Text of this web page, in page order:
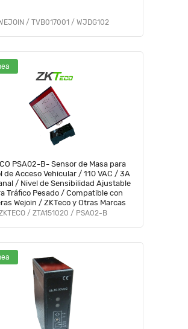
/ TVB017001 / WJDG102
PSA02-B- Sensor de Masa para
Vehicular / 110 VAC / 3A
/ Nivel de Sensibilidad Ajustable
Tráfico Pesado / Compatible con
Wejoin / ZKTeco y Otras Marcas
/ ZTA151020 / PSA02-B